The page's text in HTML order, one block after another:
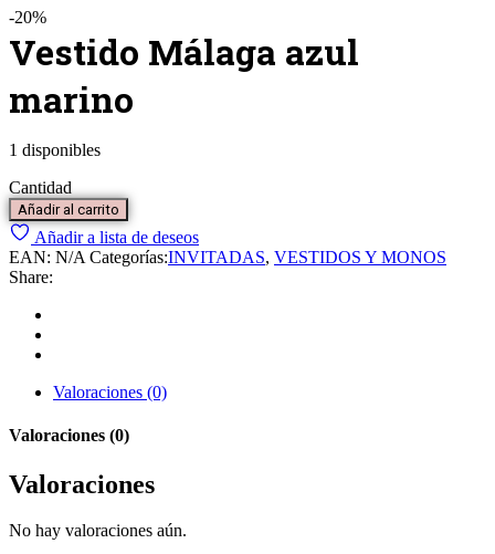
-20%
Vestido Málaga azul
marino
1 disponibles
Cantidad
Añadir al carrito
Añadir a lista de deseos
EAN: N/A Categorías:INVITADAS, VESTIDOS Y MONOS
Share:
Valoraciones (0)
Valoraciones (0)
Valoraciones
No hay valoraciones aún.